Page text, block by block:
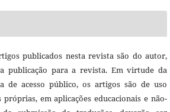
publicados nesta revista são do autor,
publicação para a revista. Em virtude da
de acesso público, os artigos são de uso
em aplicações educacionais e não-